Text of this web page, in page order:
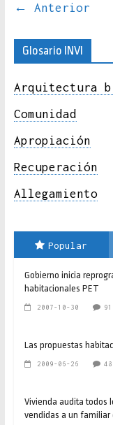
← Anterior
Glosario INVI
Arquitectura
Comunidad
Apropiación
Recuperación
Allegamiento
Popular
Gobierno inicia
habitacionales PET
2007-10-30
Las propuestas
2009-06-26
Vivienda audita todos
vendidas a un familiar